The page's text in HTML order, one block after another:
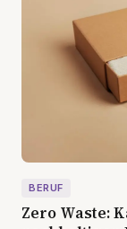
BERUF
Zero Waste: